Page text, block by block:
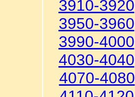
3910-3920
3950-3960
3990-4000
4030-4040
4070-4080